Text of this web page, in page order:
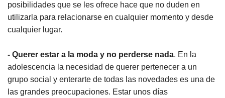
posibilidades que se les ofrece hace que no duden en
utilizarla para relacionarse en cualquier momento y desde
cualquier lugar.
- Querer estar a la moda y no perderse nada. En la
adolescencia la necesidad de querer pertenecer a un
grupo social y enterarte de todas las novedades es una de
las grandes preocupaciones. Estar unos días